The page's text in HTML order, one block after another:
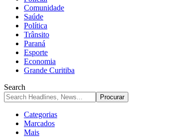
Comunidade
Saúde
Política
Trânsito
Paraná
Esporte
Economia
Grande Curitiba
Search
Categorias
Marcados
Mais